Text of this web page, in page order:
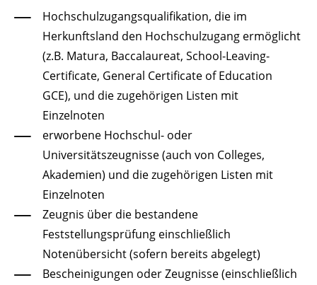
Hochschulzugangsqualifikation, die im
Herkunftsland den Hochschulzugang ermöglicht
(z.B. Matura, Baccalaureat, School-Leaving-
Certificate, General Certificate of Education
GCE), und die zugehörigen Listen mit
Einzelnoten
erworbene Hochschul- oder
Universitätszeugnisse (auch von Colleges,
Akademien) und die zugehörigen Listen mit
Einzelnoten
Zeugnis über die bestandene
Feststellungsprüfung einschließlich
Notenübersicht (sofern bereits abgelegt)
Bescheinigungen oder Zeugnisse (einschließlich